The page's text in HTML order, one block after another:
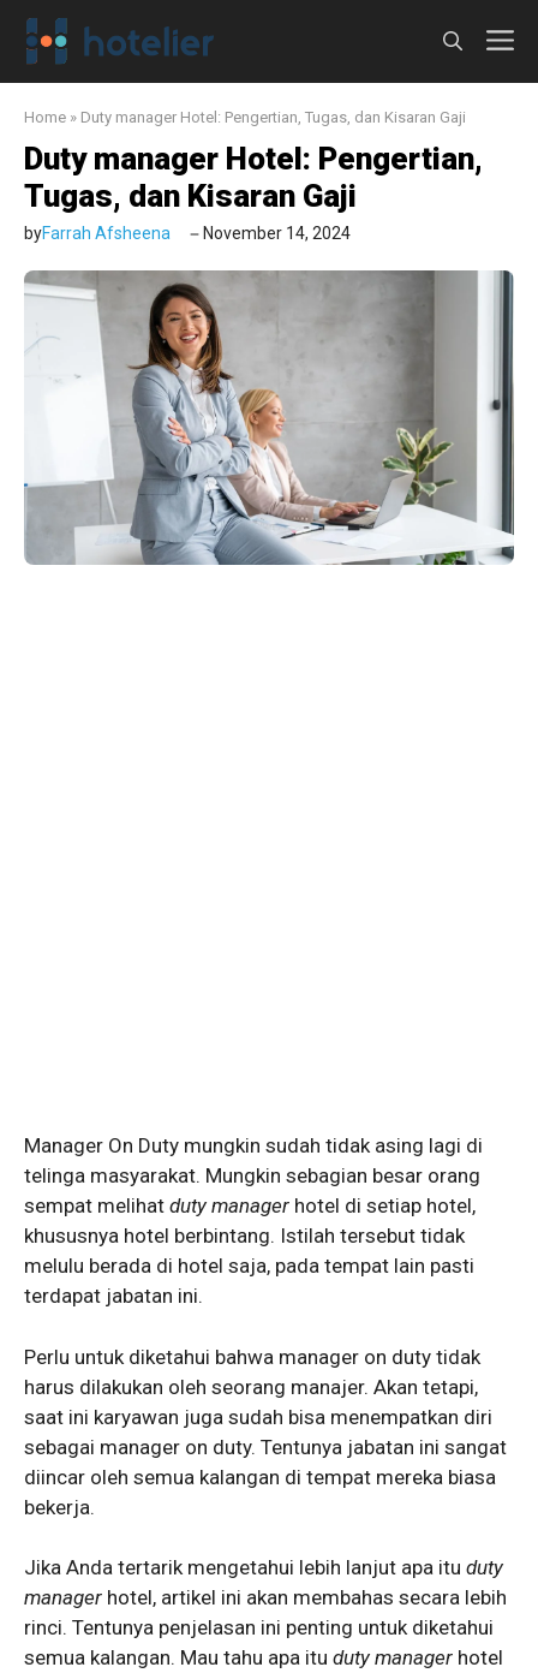
Langsung
Home » Duty manager Hotel: Pengertian, Tugas, dan Kisaran Gaji
Duty manager Hotel: Pengertian,
Tugas, dan Kisaran Gaji
byFarrah Afsheena November 14, 2024
Manager On Duty mungkin sudah tidak asing lagi di
telinga masyarakat. Mungkin sebagian besar orang
sempat melihat duty manager hotel di setiap hotel,
khususnya hotel berbintang. Istilah tersebut tidak
melulu berada di hotel saja, pada tempat lain pasti
terdapat jabatan ini.
Perlu untuk diketahui bahwa manager on duty tidak
harus dilakukan oleh seorang manajer. Akan tetapi,
saat ini karyawan juga sudah bisa menempatkan diri
sebagai manager on duty. Tentunya jabatan ini sangat
diincar oleh semua kalangan di tempat mereka biasa
bekerja.
Jika Anda tertarik mengetahui lebih lanjut apa itu duty
manager hotel, artikel ini akan membahas secara lebih
rinci. Tentunya penjelasan ini penting untuk diketahui
semua kalangan. Mau tahu apa itu duty manager hotel